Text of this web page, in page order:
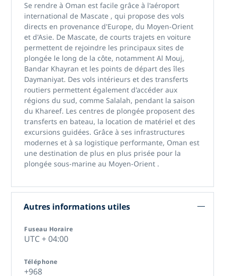
Se rendre à Oman est facile grâce à l'aéroport
international de Mascate , qui propose des vols
directs en provenance d'Europe, du Moyen-Orient
et d'Asie. De Mascate, de courts trajets en voiture
permettent de rejoindre les principaux sites de
plongée le long de la côte, notamment Al Mouj,
Bandar Khayran et les points de départ des îles
Daymaniyat. Des vols intérieurs et des transferts
routiers permettent également d'accéder aux
régions du sud, commeSalalah, pendant la saison
du Khareef. Les centres de plongée proposent des
transferts en bateau, la location de matériel et des
excursions guidées. Grâce à ses infrastructures
modernes et à sa logistique performante, Oman est
une destination de plus en plus prisée pour la
plongée sous-marine au Moyen-Orient .
Autres informations utiles
Fuseau Horaire
UTC + 04:00
Téléphone
+968